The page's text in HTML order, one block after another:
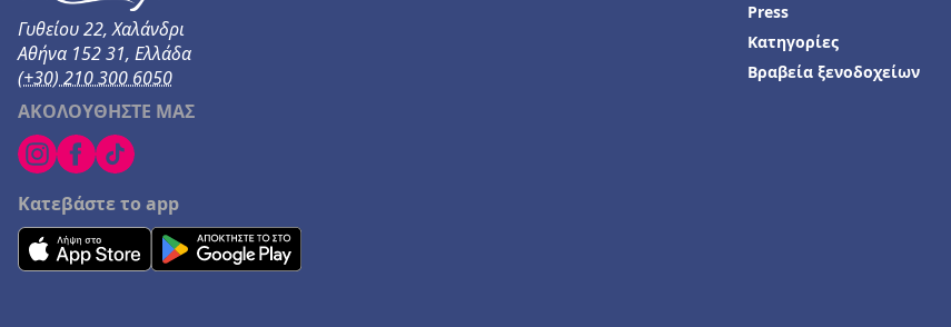
Γυθείου 22, Χαλάνδρι
Αθήνα 152 31, Ελλάδα
(+30) 210 300 6050
ΑΚΟΛΟΥΘΗΣΤΕ ΜΑΣ
Κατεβάστε το app
Press
Κατηγορίες
Βραβεία ξενοδοχείων